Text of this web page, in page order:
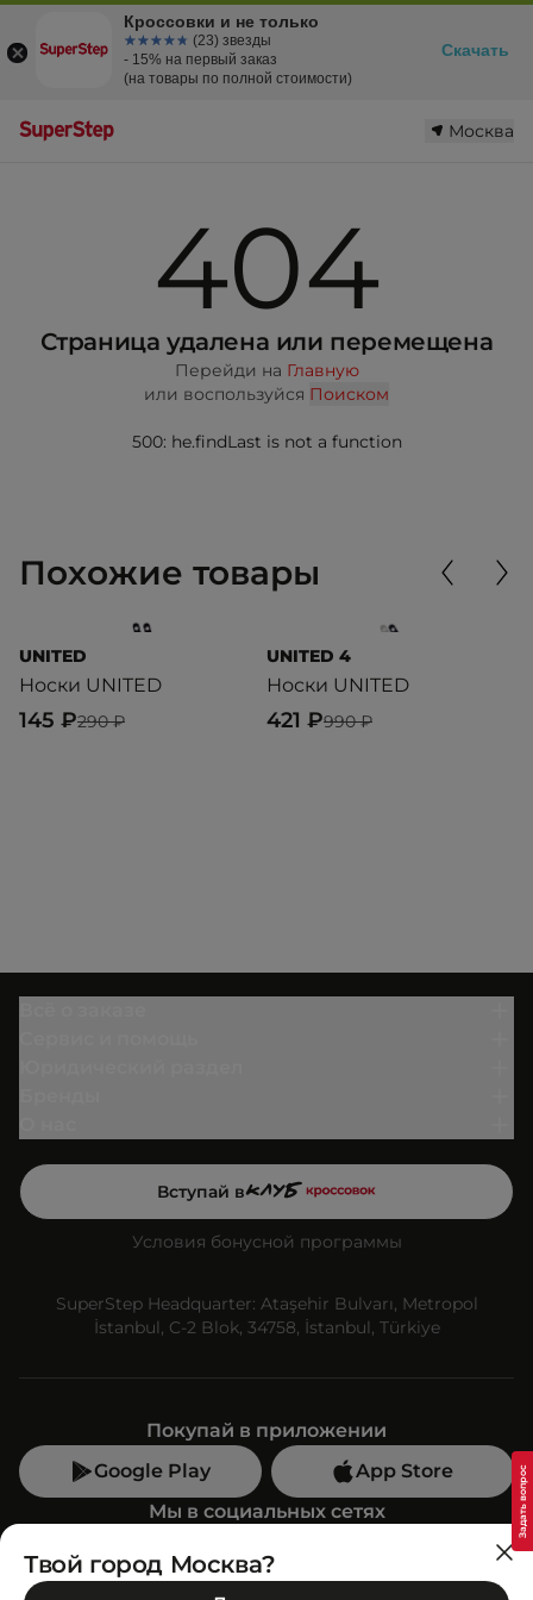
Москва
404
Страница удалена или перемещена
Перейди на Главную
или воспользуйся Поиском
500: he.findLast is not a function
Похожие товары
UNITED
Носки UNITED
290 ₽
145 ₽
UNITED 4
Носки UNITED
990 ₽
421 ₽
Вступай в
Условия бонусной программы
SuperStep Headquarter: Ataşehir Bulvarı, Metropol
İstanbul, C-2 Blok, 34758, İstanbul, Türkiye
Покупай в приложении
Google Play
App Store
Мы в социальных сетях
Позвони нам
Твой город Москва?
Кроссовки и не только
☆☆☆☆☆
★★★★★ (23) звезды
- 15% на первый заказ
(на товары по полной стоимости)
Скачать